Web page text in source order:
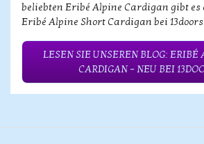
beliebten Eribé Alpine Cardigan gibt es
Eribé Alpine Short Cardigan bei
LESEN SIE UNSEREN BLOG: ERIBÉ
CARDIGAN – NEU BEI